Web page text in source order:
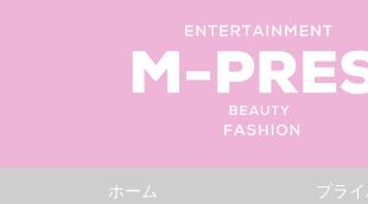
ホーム プラ